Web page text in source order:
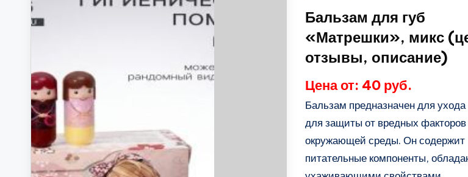
Бальзам для губ
«Матрешки», микс
отзывы, описание)
Цена от: 40 руб.
Бальзам предназначен для ухода
для защиты от вредных факторов
окружающей среды. Он содержит
питательные компоненты,